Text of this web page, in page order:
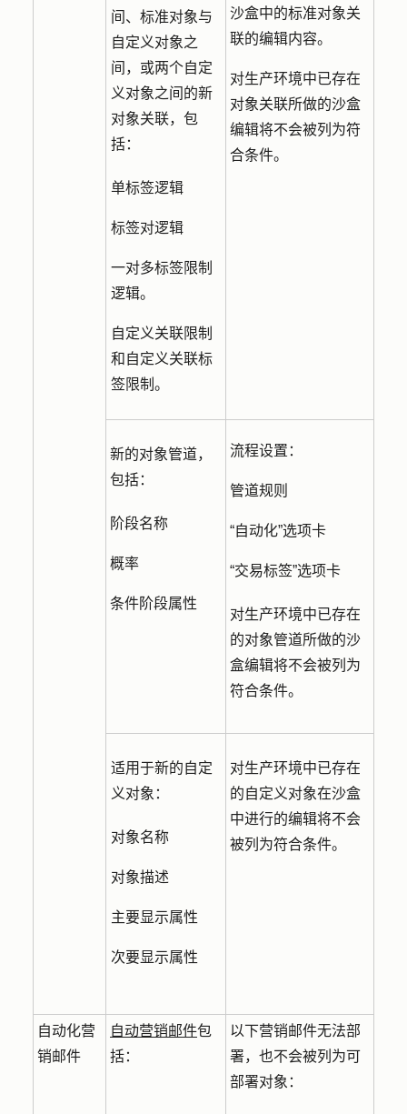
间、标准对象与
自定义对象之
间，或两个自定
义对象之间的新
对象关联，包
括：
单标签逻辑
标签对逻辑
一对多标签限制
逻辑。
自定义关联限制
和自定义关联标
签限制。
沙盒中的标准对象关
联的编辑内容。
对生产环境中已存在
对象关联所做的沙盒
编辑将不会被列为符
合条件。
新的对象管道，
包括：
阶段名称
概率
条件阶段属性
流程设置：
管道规则
“自动化”选项卡
“交易标签”选项卡
对生产环境中已存在
的对象管道所做的沙
盒编辑将不会被列为
符合条件。
适用于新的自定
义对象：
对象名称
对象描述
主要显示属性
次要显示属性
对生产环境中已存在
的自定义对象在沙盒
中进行的编辑将不会
被列为符合条件。
自动化营
销邮件
自动营销邮件包
括：
以下营销邮件无法部
署，也不会被列为可
部署对象：